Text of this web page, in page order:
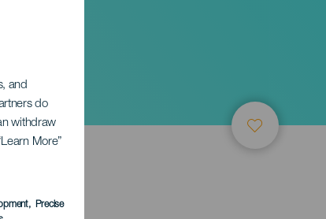
and
do
withdraw
More”
, Precise